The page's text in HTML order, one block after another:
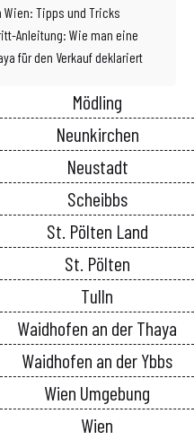
Tipps und Tricks
Anleitung: Wie man eine
für den Verkauf deklariert
Mödling
Neunkirchen
Neustadt
Scheibbs
St. Pölten Land
St. Pölten
Tulln
Waidhofen an der Thaya
Waidhofen an der Ybbs
Wien Umgebung
Wien